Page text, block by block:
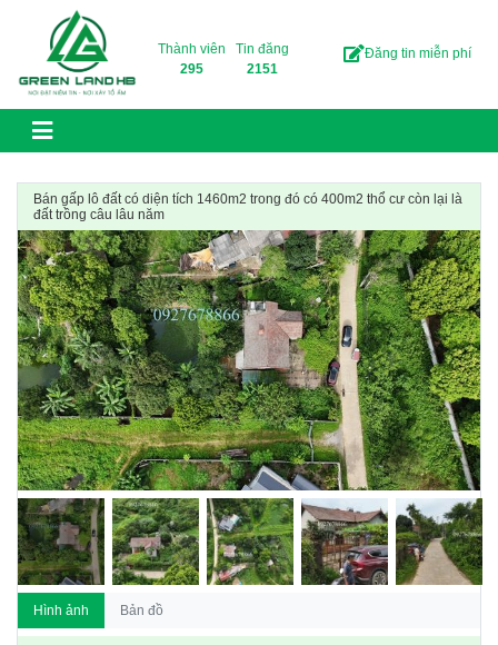
Skip to content
Thành viên
295
Tin đăng
2151
Đăng tin miễn phí
Bán gấp lô đất có diện tích 1460m2 trong đó có 400m2 thổ cư còn lại là
đất trồng câu lâu năm
Hình ảnh Bản đồ